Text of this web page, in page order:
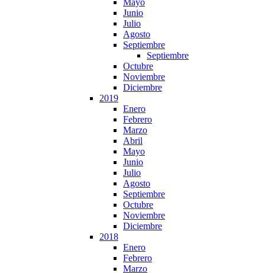
Mayo
Junio
Julio
Agosto
Septiembre
Septiembre
Octubre
Noviembre
Diciembre
2019
Enero
Febrero
Marzo
Abril
Mayo
Junio
Julio
Agosto
Septiembre
Octubre
Noviembre
Diciembre
2018
Enero
Febrero
Marzo